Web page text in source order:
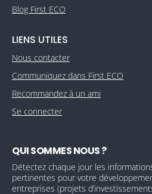
Blog First ECO
LIENS UTILES
Nous contacter
Communiquez dans First ECO
Recommandez à un ami
Se connecter
QUI SOMMES NOUS ?
Détectez chaque jour les
pertinentes pour votre
entreprises (projets